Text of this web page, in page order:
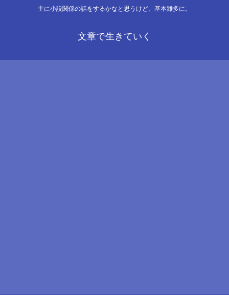
主に小説関係の話をするかなと思うけど、基本雑多に。
文章で生きていく